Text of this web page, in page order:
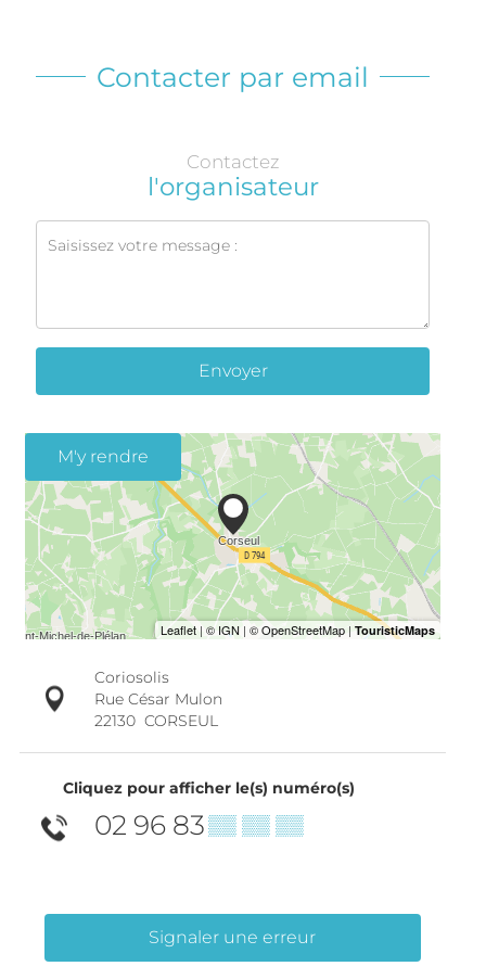
Contacter par email
Contactez
l'organisateur
Envoyer
M'y rendre
Coriosolis
Rue César Mulon
22130 CORSEUL
Cliquez pour afficher le(s) numéro(s)
02 96 83▒▒ ▒▒ ▒▒
Signaler une erreur